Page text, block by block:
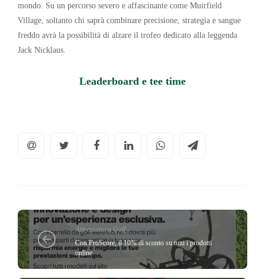
mondo. Su un percorso severo e affascinante come Muirfield
Village, soltanto chi saprà combinare precisione, strategia e sangue
freddo avrà la possibilità di alzare il trofeo dedicato alla leggenda
Jack Nicklaus.
Leaderboard e tee time
Attrezzatura Golf
Con ProScore, il 10% di sconto su tutti i prodotti
online